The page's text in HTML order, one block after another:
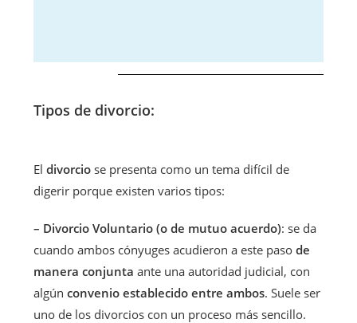
Tipos de divorcio:
Eldivorcio se presenta como un tema difícil de
digerir porque existen varios tipos:
– Divorcio Voluntario (o de mutuo acuerdo): se da
cuando ambos cónyuges acudieron a este pasode
manera conjunta ante una autoridad judicial, con
algúnconvenio establecido entre ambos. Suele ser
uno de los divorcios con un proceso más sencillo.